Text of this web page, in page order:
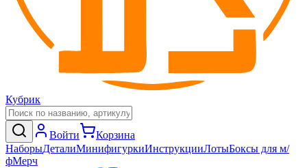
Кубрик
Войти
Корзина
НаборыДеталиМинифигуркиИнструкцииЛотыБоксы для м/
фМерч